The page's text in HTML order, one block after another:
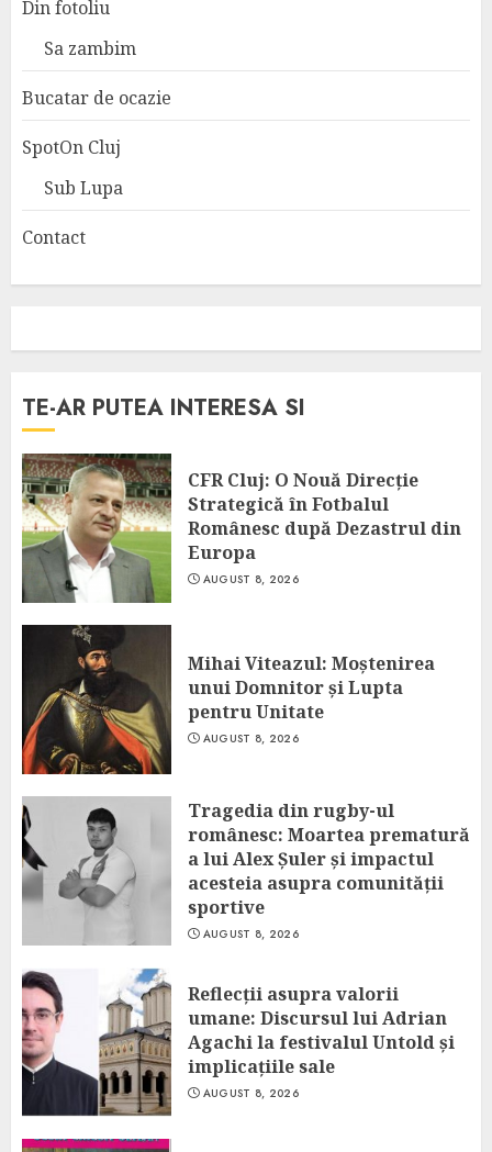
Din fotoliu
Sa zambim
Bucatar de ocazie
SpotOn Cluj
Sub Lupa
Contact
TE-AR PUTEA INTERESA SI
CFR Cluj: O Nouă Direcție
Strategică în Fotbalul
Românesc după Dezastrul din
Europa
AUGUST 8, 2026
Mihai Viteazul: Moștenirea
unui Domnitor și Lupta
pentru Unitate
AUGUST 8, 2026
Tragedia din rugby-ul
românesc: Moartea prematură
a lui Alex Șuler și impactul
acesteia asupra comunității
sportive
AUGUST 8, 2026
Reflecții asupra valorii
umane: Discursul lui Adrian
Agachi la festivalul Untold și
implicațiile sale
AUGUST 8, 2026